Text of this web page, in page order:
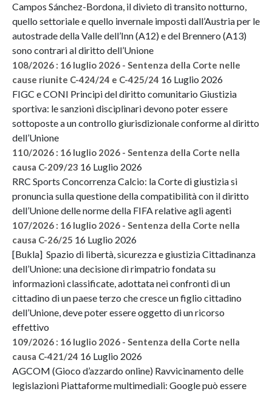
Campos Sánchez-Bordona, il divieto di transito notturno,
quello settoriale e quello invernale imposti dall’Austria per le
autostrade della Valle dell’Inn (A12) e del Brennero (A13)
sono contrari al diritto dell’Unione
108/2026 : 16 luglio 2026 - Sentenza della Corte nelle
cause riunite C-424/24 e C-425/24 16 Luglio 2026
FIGC e CONI Principi del diritto comunitario Giustizia
sportiva: le sanzioni disciplinari devono poter essere
sottoposte a un controllo giurisdizionale conforme al diritto
dell’Unione
110/2026 : 16 luglio 2026 - Sentenza della Corte nella
causa C-209/23 16 Luglio 2026
RRC Sports Concorrenza Calcio: la Corte di giustizia si
pronuncia sulla questione della compatibilità con il diritto
dell’Unione delle norme della FIFA relative agli agenti
107/2026 : 16 luglio 2026 - Sentenza della Corte nella
causa C-26/25 16 Luglio 2026
[Bukla] Spazio di libertà, sicurezza e giustizia Cittadinanza
dell’Unione: una decisione di rimpatrio fondata su
informazioni classificate, adottata nei confronti di un
cittadino di un paese terzo che cresce un figlio cittadino
dell’Unione, deve poter essere oggetto di un ricorso
effettivo
109/2026 : 16 luglio 2026 - Sentenza della Corte nella
causa C-421/24 16 Luglio 2026
AGCOM (Gioco d’azzardo online) Ravvicinamento delle
legislazioni Piattaforme multimediali: Google può essere